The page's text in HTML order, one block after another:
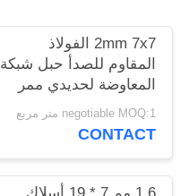
2mm 7x7 الفولاذ
المقاوم للصدأ حبل شبكة
المعاوضة لحديدي ممر
مرتفع
negotiable MOQ:1 متر مربع
CONTACT